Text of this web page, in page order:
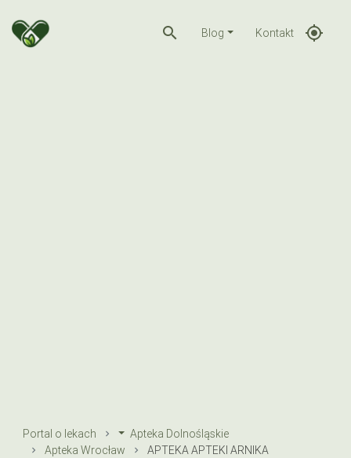
search Blog Kontakt gps_fixed
Portal o lekach
Apteka Dolnośląskie
Apteka Wrocław
APTEKA APTEKI ARNIKA